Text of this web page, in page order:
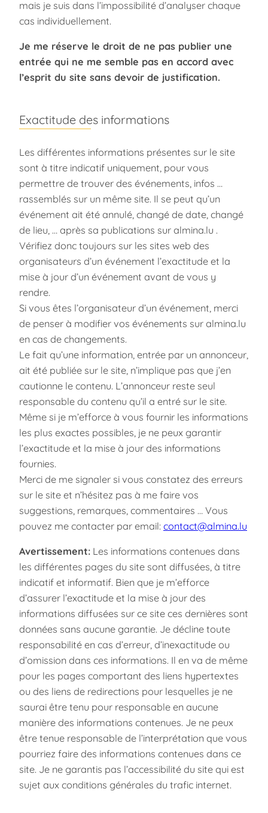
mais je suis dans l’impossibilité d’analyser chaque
cas individuellement.
Je me réserve le droit de ne pas publier une
entrée qui ne me semble pas en accord avec
l’esprit du site sans devoir de justification.
Exactitude des informations
Les différentes informations présentes sur le site
sont à titre indicatif uniquement, pour vous
permettre de trouver des événements, infos …
rassemblés sur un même site. Il se peut qu’un
événement ait été annulé, changé de date, changé
de lieu, … après sa publications sur almina.lu .
Vérifiez donc toujours sur les sites web des
organisateurs d’un événement l’exactitude et la
mise à jour d’un événement avant de vous y
rendre.
Si vous êtes l’organisateur d’un événement, merci
de penser à modifier vos événements sur almina.lu
en cas de changements.
Le fait qu’une information, entrée par un annonceur,
ait été publiée sur le site, n’implique pas que j’en
cautionne le contenu. L’annonceur reste seul
responsable du contenu qu’il a entré sur le site.
Même si je m’efforce à vous fournir les informations
les plus exactes possibles, je ne peux garantir
l’exactitude et la mise à jour des informations
fournies.
Merci de me signaler si vous constatez des erreurs
sur le site et n’hésitez pas à me faire vos
suggestions, remarques, commentaires … Vous
pouvez me contacter par email: contact@almina.lu
Avertissement: Les informations contenues dans
les différentes pages du site sont diffusées, à titre
indicatif et informatif. Bien que je m’efforce
d’assurer l’exactitude et la mise à jour des
informations diffusées sur ce site ces dernières sont
données sans aucune garantie. Je décline toute
responsabilité en cas d’erreur, d’inexactitude ou
d’omission dans ces informations. Il en va de même
pour les pages comportant des liens hypertextes
ou des liens de redirections pour lesquelles je ne
saurai être tenu pour responsable en aucune
manière des informations contenues. Je ne peux
être tenue responsable de l’interprétation que vous
pourriez faire des informations contenues dans ce
site. Je ne garantis pas l’accessibilité du site qui est
sujet aux conditions générales du trafic internet.